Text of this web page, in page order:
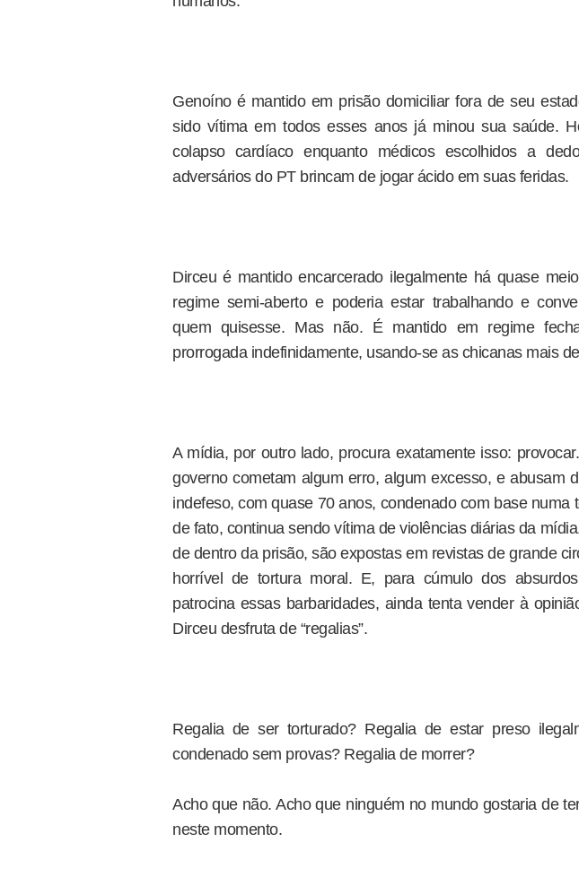
Genoíno é mantido em prisão domiciliar fora de seu
sido vítima em todos esses anos já minou sua saúde.
colapso cardíaco enquanto médicos escolhidos a
adversários do PT brincam de jogar ácido em suas feridas.
Dirceu é mantido encarcerado ilegalmente há quase
regime semi-aberto e poderia estar trabalhando e
quem quisesse. Mas não. É mantido em regime
prorrogada indefinidamente, usando-se as chicanas mais
A mídia, por outro lado, procura exatamente isso:
governo cometam algum erro, algum excesso, e abusam
indefeso, com quase 70 anos, condenado com base numa
de fato, continua sendo vítima de violências diárias da
de dentro da prisão, são expostas em revistas de grande
horrível de tortura moral. E, para cúmulo dos
patrocina essas barbaridades, ainda tenta vender à
Dirceu desfruta de “regalias”.
Regalia de ser torturado? Regalia de estar preso
condenado sem provas? Regalia de morrer?
Acho que não. Acho que ninguém no mundo gostaria de
neste momento.